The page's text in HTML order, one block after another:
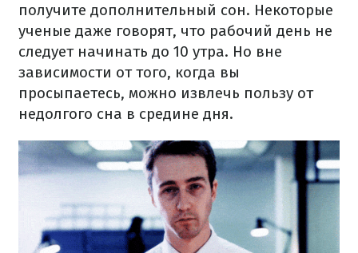
получите дополнительный сон. Некоторые
ученые даже говорят, что рабочий день не
следует начинать до 10 утра. Но вне
зависимости от того, когда вы
просыпаетесь, можно извлечь пользу от
недолгого сна в средине дня.